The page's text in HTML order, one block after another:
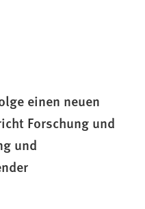
einen neuen
Forschung und
und